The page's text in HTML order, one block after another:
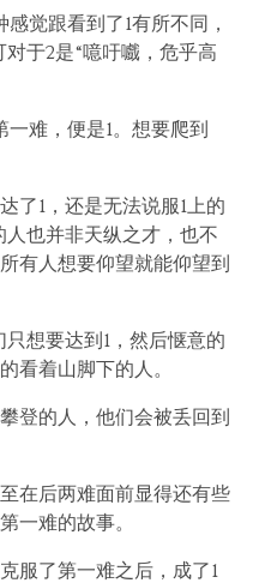
觉跟看到了1有所不同，
于2是“噫吁嚱，危乎高
难，便是1。想要爬到
了1，还是无法说服1上的
人也并非天纵之才，也不
有人想要仰望就能仰望到
想要达到1，然后惬意的
看着山脚下的人。
登的人，他们会被丢回到
在后两难面前显得还有些
一难的故事。
服了第一难之后，成了1